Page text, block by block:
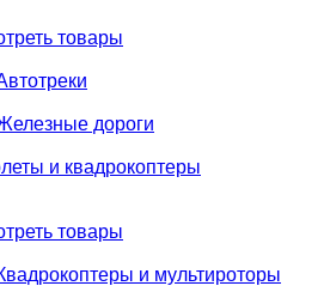
товары
дороги
и квадрокоптеры
товары
и мультироторы